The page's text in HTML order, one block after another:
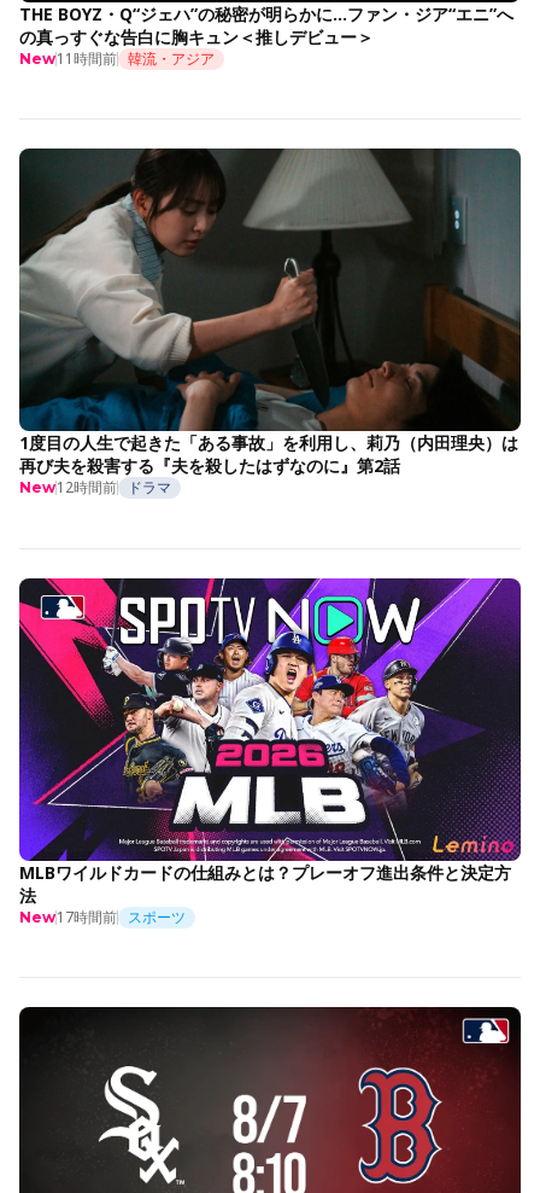
THE BOYZ・Q“ジェハ”の秘密が明らかに…ファン・ジア“エニ”へ
の真っすぐな告白に胸キュン＜推しデビュー＞
New11時間前 韓流・アジア
1度目の人生で起きた「ある事故」を利用し、莉乃（内田理央）は
再び夫を殺害する『夫を殺したはずなのに』第2話
New12時間前 ドラマ
MLBワイルドカードの仕組みとは？プレーオフ進出条件と決定方
法
New17時間前 スポーツ